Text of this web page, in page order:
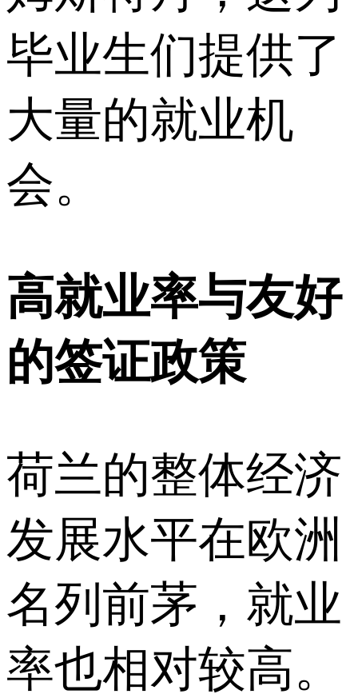
毕业生们提供了
大量的就业机
会。
高就业率与友好
的签证政策
荷兰的整体经济
发展水平在欧洲
名列前茅，就业
率也相对较高。